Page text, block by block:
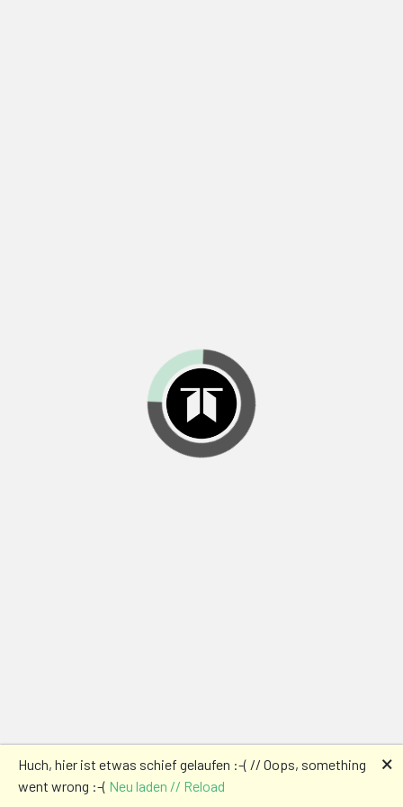
Huch, hier ist etwas schief gelaufen :-( // Oops, something
went wrong :-( Neu laden // Reload
🗙